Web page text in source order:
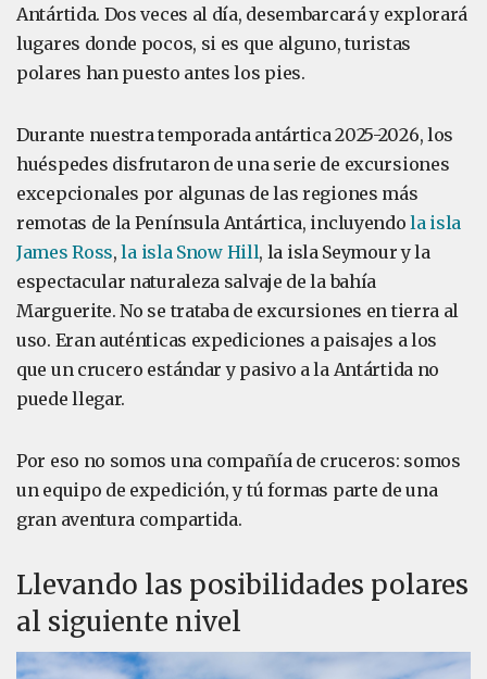
Antártida. Dos veces al día, desembarcará y explorará
lugares donde pocos, si es que alguno, turistas
polares han puesto antes los pies.
Durante nuestra temporada antártica 2025-2026, los
huéspedes disfrutaron de una serie de excursiones
excepcionales por algunas de las regiones más
remotas de la Península Antártica, incluyendola isla
James Ross,la isla Snow Hill, la isla Seymour y la
espectacular naturaleza salvaje de la bahía
Marguerite. No se trataba de excursiones en tierra al
uso. Eran auténticas expediciones a paisajes a los
que un crucero estándar y pasivo a la Antártida no
puede llegar.
Por eso no somos una compañía de cruceros: somos
un equipo de expedición, y tú formas parte de una
gran aventura compartida.
Llevando las posibilidades polares
al siguiente nivel